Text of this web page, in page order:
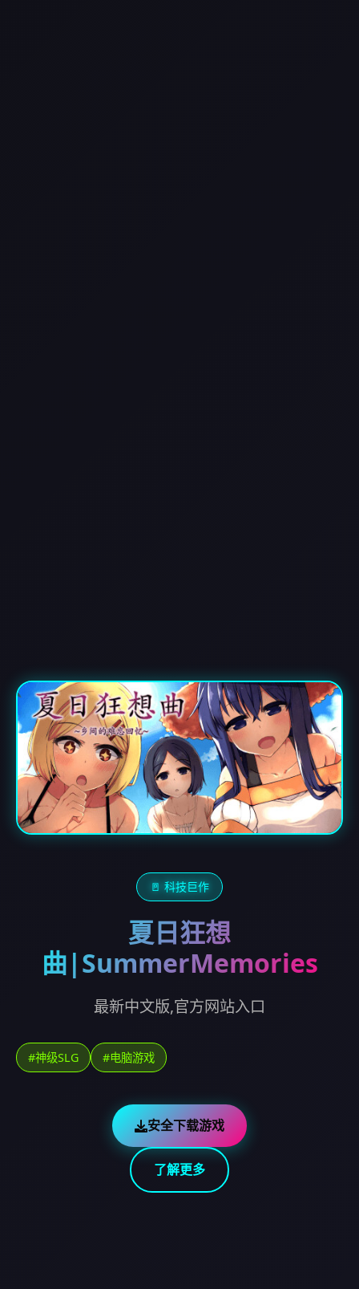
🚪 科技巨作
夏日狂想
曲|SummerMemories
最新中文版,官方网站入口
#神级SLG #电脑游戏
安全下载游戏
了解更多